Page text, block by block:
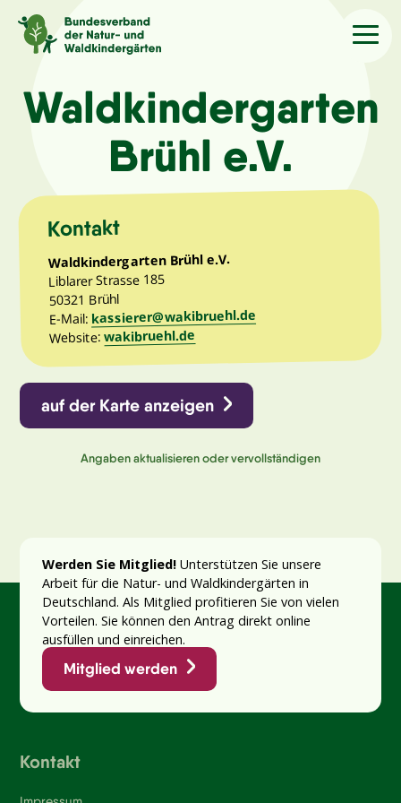
Sprache/Language
Über uns
Kindergärten
Angebote
Kontakt
Waldkindergarten
Brühl e.V.
Kontakt
Waldkindergarten Brühl e.V.
Liblarer Strasse 185
50321 Brühl
E-Mail: kassierer@wakibruehl.de
Website:wakibruehl.de
auf der Karte anzeigen
Angaben aktualisieren oder vervollständigen
Werden Sie Mitglied!Unterstützen Sie unsere
Arbeit für die Natur- und Waldkindergärten in
Deutschland. Als Mitglied profitieren Sie von vielen
Vorteilen. Sie können den Antrag direkt online
ausfüllen und einreichen.
Mitglied werden
Kontakt